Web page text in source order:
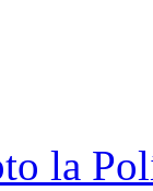
la